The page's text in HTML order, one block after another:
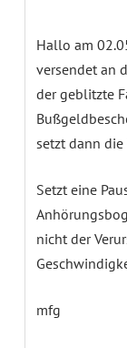
Hallo am
versendet an
der geblitzte
setzt dann
Setzt eine
nicht der
mfg